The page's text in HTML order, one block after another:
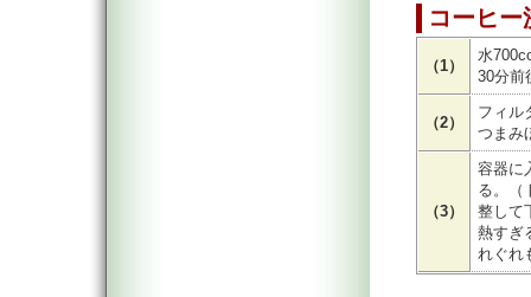
コーヒ
（1）
水
30分前
（2）
フィル
つまみ
（3）
容器に
る。（
整して
熱すぎ
れぐれ